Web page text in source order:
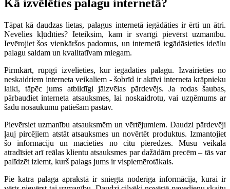
Kā izvēlēties palagu internetā?
Tāpat kā daudzas lietas, palagus internetā iegādāties ir ērti un ātri.
Nevēlies kļūdīties? Ieteiksim, kam ir svarīgi pievērst uzmanību.
Ievērojiet šos vienkāršos padomus, un internetā iegādāsieties ideālu
palagu saldam un kvalitatīvam miegam.
Pirmkārt, rūpīgi izvēlieties, kur iegādāties palagu. Izvairieties no
neskaidriem interneta veikaliem - šobrīd ir aktīvi interneta krāpnieku
laiki, tāpēc jums atbildīgi jāizvēlas pārdevējs. Ja rodas šaubas,
pārbaudiet interneta atsauksmes, lai noskaidrotu, vai uzņēmums ar
šādu nosaukumu patiešām pastāv.
Pievērsiet uzmanību atsauksmēm un vērtējumiem. Daudzi pārdevēji
ļauj pircējiem atstāt atsauksmes un novērtēt produktus. Izmantojiet
šo informāciju un mācieties no citu pieredzes. Mūsu veikalā
atradīsiet arī reālas klientu atsauksmes par dažādām precēm – tās var
palīdzēt izlemt, kurš palags jums ir vispiemērotākais.
Pie katra palaga aprakstā ir sniegta noderīga informācija, kurai ir